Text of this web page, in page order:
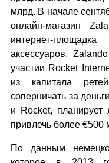
млрд. В начале
онлайн-магазин
интернет-
аксессуаров.
участии Rocket
из капитала
соперничать за
и Rocket, планирует
привлечь более €500
По данным